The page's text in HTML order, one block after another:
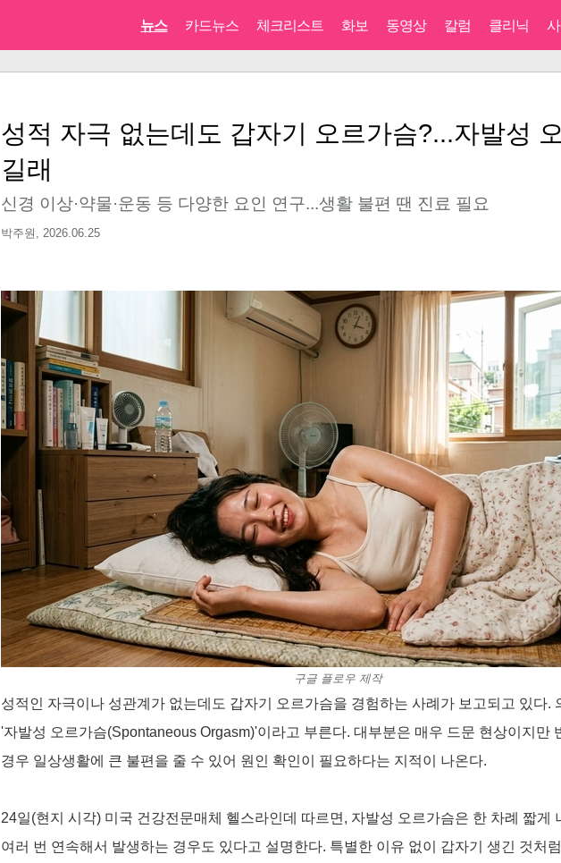
뉴스 카드뉴스 체크리스트 화보 동영상 칼럼 클리닉
성적 자극 없는데도 갑자기 오르가슴?...자발성
길래
신경 이상·약물·운동 등 다양한 요인 연구...생활 불편 땐 진료 필요
박주원, 2026.06.25
구글 플로우 제작
성적인 자극이나 성관계가 없는데도 갑자기 오르가슴을 경험하는 사례가 보고되고 있다.
'자발성 오르가슴(Spontaneous Orgasm)'이라고 부른다. 대부분은 매우 드문 현상이지만
경우 일상생활에 큰 불편을 줄 수 있어 원인 확인이 필요하다는 지적이 나온다.
24일(현지 시각) 미국 건강전문매체 헬스라인데 따르면, 자발성 오르가슴은 한 차례 짧게
여러 번 연속해서 발생하는 경우도 있다고 설명한다. 특별한 이유 없이 갑자기 생긴 것처